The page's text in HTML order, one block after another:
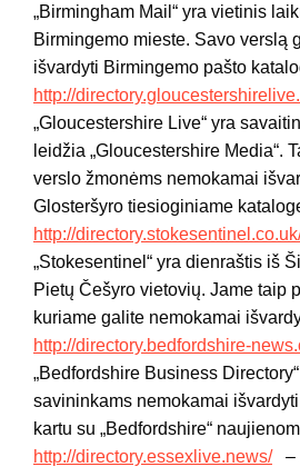
„Birmingham Mail“ yra vietinis
Birmingemo mieste. Savo verslą
išvardyti Birmingemo pašto
http://
„Gloucestershire Live“ yra
leidžia „Gloucestershire Media“.
verslo žmonėms nemokamai
Glosteršyro tiesioginiame
http://
„Stokesentinel“ yra dienraštis iš
Pietų Češyro vietovių. Jame taip
kuriame galite nemokamai
http://directory.bedfordshire-
„Bedfordshire Business
savininkams nemokamai
kartu su „Bedfordshire“
http://directory.essexlive.news/–